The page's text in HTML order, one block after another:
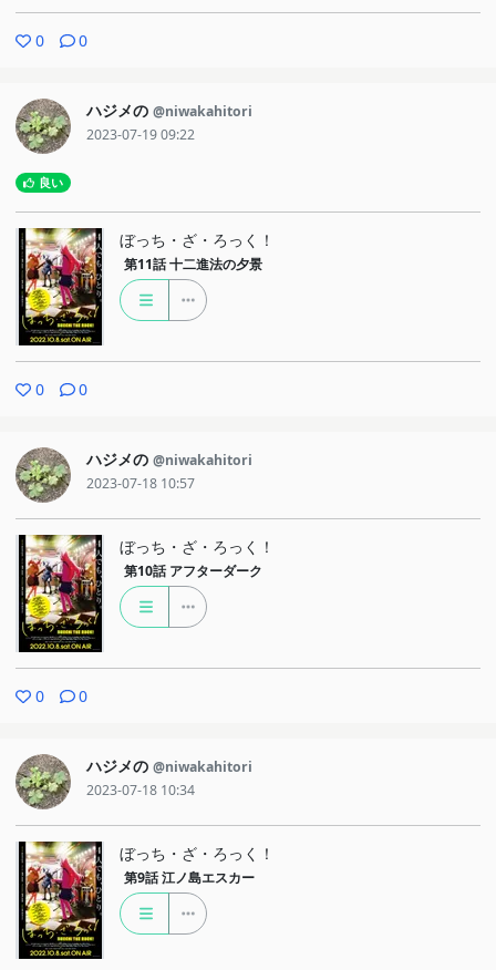
0 0
ハジメの @niwakahitori
2023-07-19 09:22
良い
ぼっち・ざ・ろっく！
第11話 十二進法の夕景
0 0
ハジメの @niwakahitori
2023-07-18 10:57
ぼっち・ざ・ろっく！
第10話 アフターダーク
0 0
ハジメの @niwakahitori
2023-07-18 10:34
ぼっち・ざ・ろっく！
第9話 江ノ島エスカー